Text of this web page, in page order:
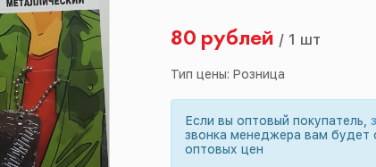
80 рублей / 1 шт
Тип цены: Розница
Если вы оптовый покупатель,
звонка менеджера вам будет
оптовых цен